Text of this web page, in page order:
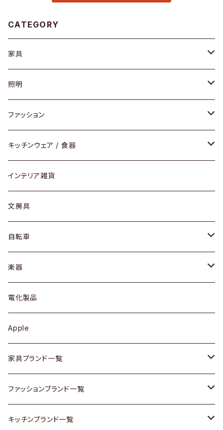
CATEGORY
家具
ソファ / ベンチ
チェア / スツール
ダイニングセット / ダイニングテーブル
ローテーブル / サイドテーブル
デスク / コンソール
ドレッサー
シェルフ
キュリオケース / 飾り棚
カップボード / 食器棚
チェスト
その他家具
Vintageヴィンテージ / Antiqueアンティーク
照明
ペンダントライト
テーブルランプ / デスクスタンド
フロアライト
ファッション
アクセサリー
リング
ピアス / イヤリング
財布
バッグ
アウター
トップス
ワンピース
ボトムス
靴
スカーフ
腕時計
キッチンウェア / 食器
グラス / タンブラー
カップ / マグ
プレート / ボウル
カトラリー
ケトル / ティーポット
鍋 / フライパン
Vintage / ヴィンテージ
銀製品
和物 / 作家物
インテリア雑貨
文房具
自転車
dahon
楽器
ギター
ベース
その他楽器
電化製品
Apple
家具ブランド一覧
ACME Furniture / アクメ ファニチャー
ACTUS / アクタス
ファッションブランド一覧
agnes b / アニエス ベー
キッチンブランド一覧